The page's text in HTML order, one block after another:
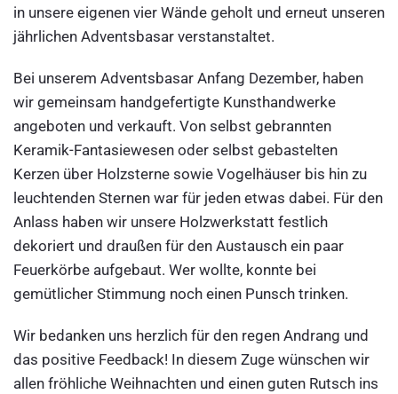
in unsere eigenen vier Wände geholt und erneut unseren
jährlichen Adventsbasar verstanstaltet.
Bei unserem Adventsbasar Anfang Dezember, haben
wir gemeinsam handgefertigte Kunsthandwerke
angeboten und verkauft. Von selbst gebrannten
Keramik-Fantasiewesen oder selbst gebastelten
Kerzen über Holzsterne sowie Vogelhäuser bis hin zu
leuchtenden Sternen war für jeden etwas dabei. Für den
Anlass haben wir unsere Holzwerkstatt festlich
dekoriert und draußen für den Austausch ein paar
Feuerkörbe aufgebaut. Wer wollte, konnte bei
gemütlicher Stimmung noch einen Punsch trinken.
Wir bedanken uns herzlich für den regen Andrang und
das positive Feedback! In diesem Zuge wünschen wir
allen fröhliche Weihnachten und einen guten Rutsch ins